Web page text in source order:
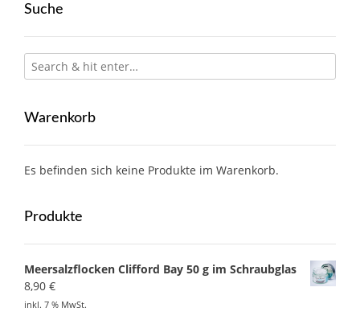
Suche
Warenkorb
Es befinden sich keine Produkte im Warenkorb.
Produkte
Meersalzflocken Clifford Bay 50 g im Schraubglas
8,90 €
inkl. 7 % MwSt.